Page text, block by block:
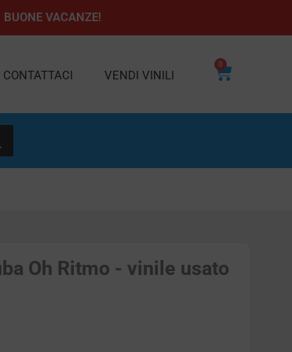
VACANZE!
CONTATTACI VENDI VINILI
0
Carrello
Oh Ritmo - vinile usato